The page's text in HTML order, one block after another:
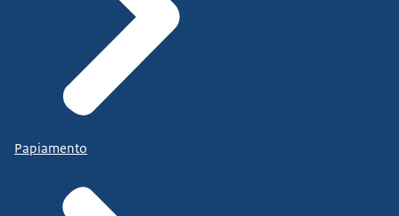
Papiamento